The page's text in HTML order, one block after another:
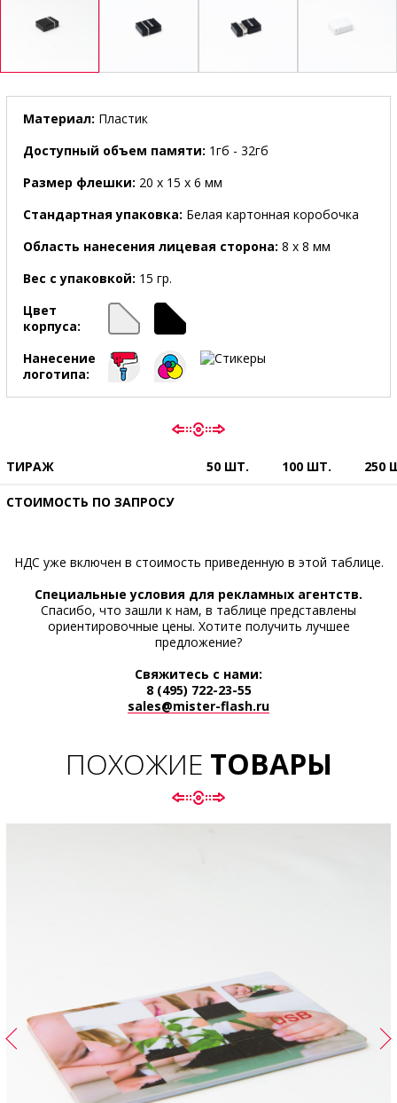
Материал: Пластик
Доступный объем памяти: 1гб - 32гб
Размер флешки: 20 x 15 x 6 мм
Стандартная упаковка: Белая картонная коробочка
Область нанесения лицевая сторона: 8 х 8 мм
Вес с упаковкой: 15 гр.
Цвет
корпуса:
Нанесение
логотипа:
ТИРАЖ 50 ШТ. 100 ШТ. 250
СТОИМОСТЬ ПО ЗАПРОСУ
НДС уже включен в стоимость приведенную в этой таблице.
Cпециальные условия для рекламных агентств.
Спасибо, что зашли к нам, в таблице представлены
ориентировочные цены. Хотите получить лучшее
предложение?
Свяжитесь с нами:
8 (495) 722-23-55
sales@mister-flash.ru
ПОХОЖИЕ ТОВАРЫ